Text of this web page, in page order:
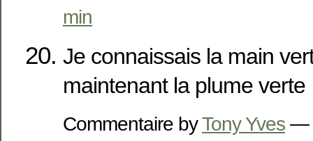
min
Je connaissais la main
maintenant la plume verte
Commentaire byTony Yves —